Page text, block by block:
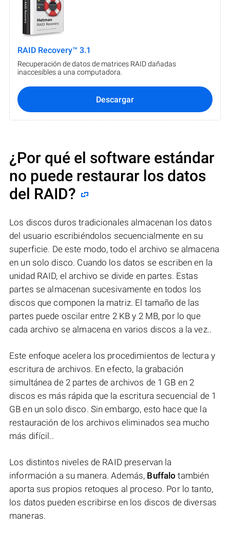
RAID Recovery™ 3.1
Recuperación de datos de matrices RAID dañadas
inaccesibles a una computadora.
Descargar
¿Por qué el software estándar
no puede restaurar los datos
del RAID?
Los discos duros tradicionales almacenan los datos
del usuario escribiéndolos secuencialmente en su
superficie. De este modo, todo el archivo se almacena
en un solo disco. Cuando los datos se escriben en la
unidad RAID, el archivo se divide en partes. Estas
partes se almacenan sucesivamente en todos los
discos que componen la matriz. El tamaño de las
partes puede oscilar entre 2 KB y 2 MB, por lo que
cada archivo se almacena en varios discos a la vez..
Este enfoque acelera los procedimientos de lectura y
escritura de archivos. En efecto, la grabación
simultánea de 2 partes de archivos de 1 GB en 2
discos es más rápida que la escritura secuencial de 1
GB en un solo disco. Sin embargo, esto hace que la
restauración de los archivos eliminados sea mucho
más difícil..
Los distintos niveles de RAID preservan la
información a su manera. Además, Buffalo también
aporta sus propios retoques al proceso. Por lo tanto,
los datos pueden escribirse en los discos de diversas
maneras.